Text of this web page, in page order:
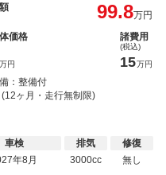
99.8万円
価格
万円
諸費用
(税込)
15万円
：整備付
ヶ月・走行無制限)
車検
年8月
排気
3000cc
修復
無し